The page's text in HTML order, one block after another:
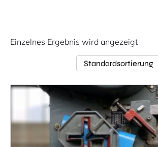
Einzelnes Ergebnis wird angezeigt